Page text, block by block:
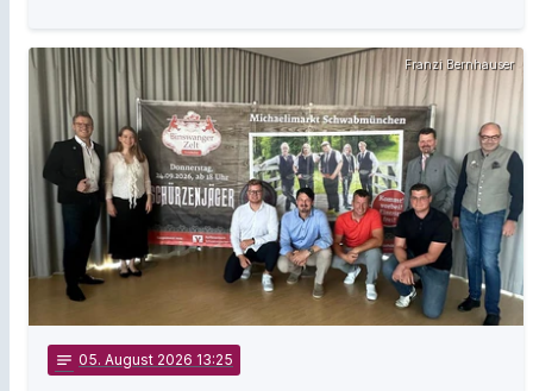
Franzi Bernhauser
notes 05. August 2026 13:25